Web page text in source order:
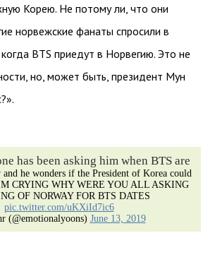
Корею. Не потому ли, что они
норвежские фанаты спросили в
BTS приедут в Норвегию. Это не
но, может быть, президент Мун
has been asking him when BTS are
he wonders if the President of Korea could
CRYING WHY WERE YOU ALL ASKING
OF NORWAY FOR BTS DATES
pic.twitter.com/uKXiId7ic6
(@emotionalyoons) June 13, 2019